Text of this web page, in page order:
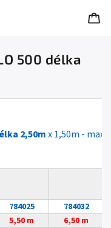
500 délka
2,50mx 1,50m - max.
784025
784032
5,50 m
6,50 m